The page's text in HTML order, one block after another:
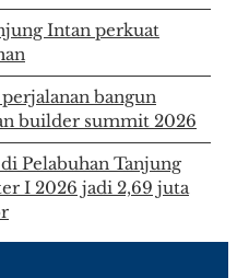
Intan perkuat
bangun
builder summit 2026
Pelabuhan Tanjung
I 2026 jadi 2,69 juta